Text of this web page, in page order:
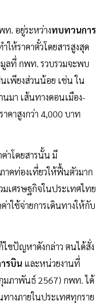
. อยู่ระหว่างทบทวนการ
ให้ราคาตั๋วโดยสารสูงสุด
ลที่ กพท. รวบรวมจะพบ
เพียงส่วนน้อย เช่น ใน
มา เส้นทางดอนเมือง-
คาสูงกว่า 4,000 บาท
าโดยสารนั้น มี
คท่องเที่ยวให้ฟื้นตัวมาก
เศรษฐกิจในประเทศไทย
าใช้จ่ายการเดินทางให้กับ
ไขปัญหาดังกล่าว ตนได้สั่ง
รบิน และหน่วยงานที่
มภาพันธ์ 2567) กพท. ได้
างภายในประเทศทุกราย